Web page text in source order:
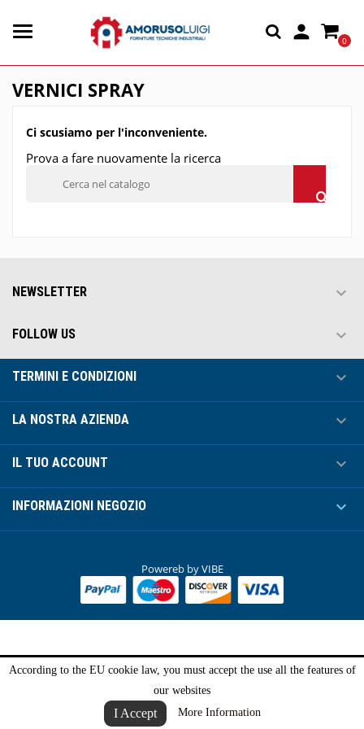
According to the EU cookie law, you must accept the use all the features of
our websites
I Accept More Information
 0
VERNICI SPRAY
Ci scusiamo per l'inconveniente.
Prova a fare nuovamente la ricerca
NEWSLETTER 
FOLLOW US 
TERMINI E CONDIZIONI 
LA NOSTRA AZIENDA 
IL TUO ACCOUNT 
INFORMAZIONI NEGOZIO 
Powereb byVIBE